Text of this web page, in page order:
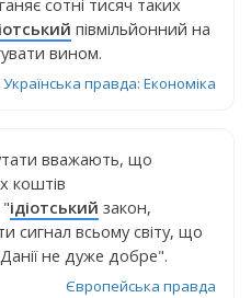
півмільйонний на
вином.
Українська правда: Економіка
вважають, що
коштів
ідіотський закон,
сигнал всьому світу, що
не дуже добре".
Європейська правда